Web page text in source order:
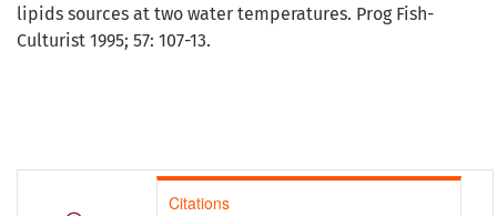
Citations
lipids sources at two water temperatures. Prog Fish-
Culturist 1995; 57: 107-13.